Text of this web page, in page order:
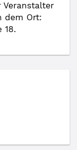
Veranstalter
dem Ort:
18.